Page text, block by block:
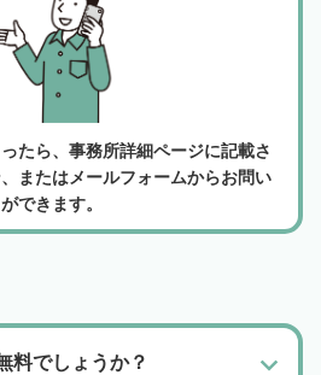
たら、事務所詳細ページに記載さ
またはメールフォームからお問い
できます。
料でしょうか？